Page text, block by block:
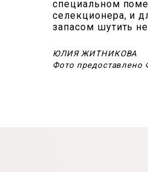
специальном
селекционера, и
запасом шутить
ЮЛИЯ ЖИТНИКОВА
Фото предоставлено